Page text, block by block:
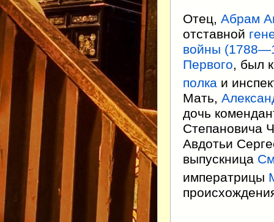
Отец, Абрам
отставной
войны
Первого, был
полка и
Мать,
дочь
Степановича
Авдотьи
выпускница
императрицы